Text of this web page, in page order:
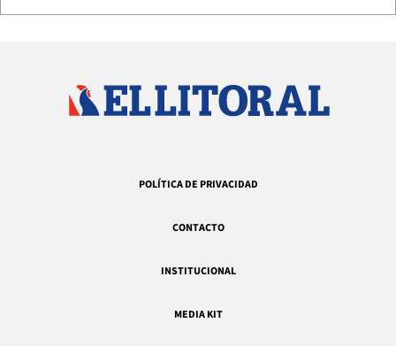
POLÍTICA DE PRIVACIDAD
CONTACTO
INSTITUCIONAL
MEDIA KIT